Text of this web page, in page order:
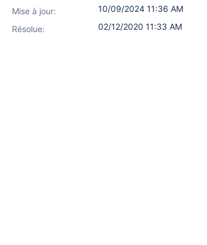
Mise à jour:
10/09/2024 11:36 AM
Résolue:
02/12/2020 11:33 AM